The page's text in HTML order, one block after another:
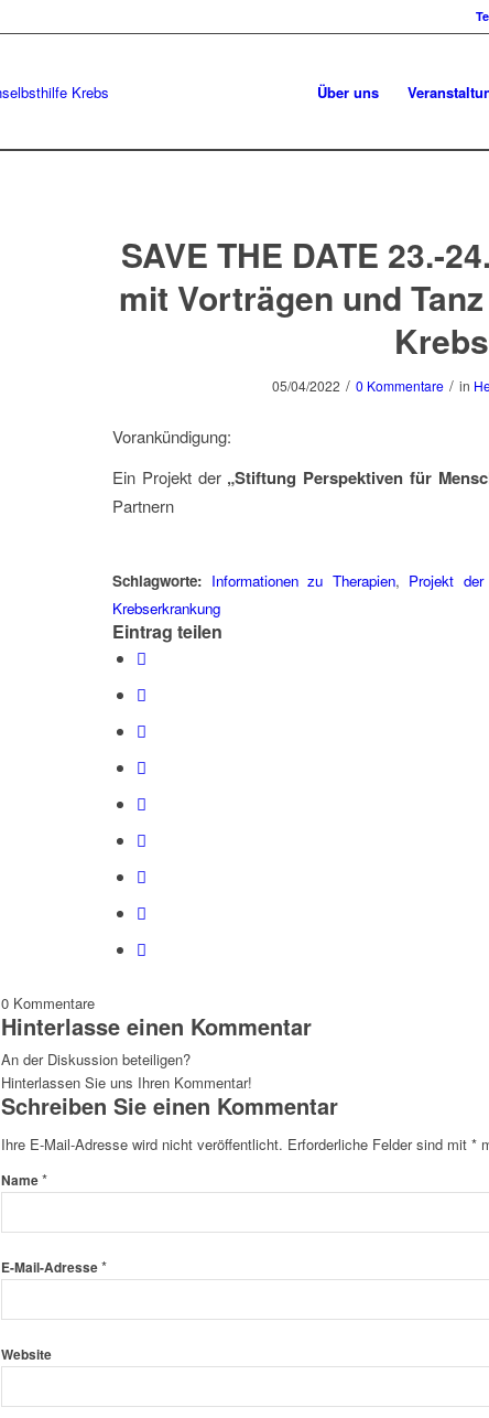
Über uns
SAVE THE DATE 23.-
mit Vorträgen und
Krebs
05/04/2022 / 0 Kommentare / in
Vorankündigung:
Ein Projekt der „Stiftung Perspektiven für
Partnern
Schlagworte: Informationen zu Therapien, Projekt
Krebserkrankung
Eintrag teilen
0 Kommentare
Hinterlasse einen Kommentar
An der Diskussion beteiligen?
Hinterlassen Sie uns Ihren Kommentar!
Schreiben Sie einen Kommentar
Ihre E-Mail-Adresse wird nicht veröffentlicht. Erforderliche Felder sind mit *
Name*
E-Mail-Adresse*
Website